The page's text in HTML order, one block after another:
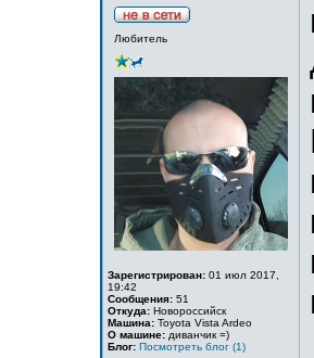
Любитель
Зарегистрирован: 01 июл 2017,
19:42
Сообщения: 51
Откуда: Новороссийск
Машина: Toyota Vista Ardeo
О машине: диванчик =)
Блог: Посмотреть блог (1)